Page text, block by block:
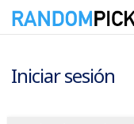
Iniciar sesión